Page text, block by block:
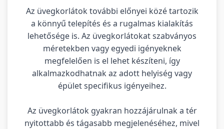
Az üvegkorlátok további előnyei közé tartozik
a könnyű telepítés és a rugalmas kialakítás
lehetősége is. Az üvegkorlátokat szabványos
méretekben vagy egyedi igényeknek
megfelelően is el lehet készíteni, így
alkalmazkodhatnak az adott helyiség vagy
épület specifikus igényeihez.
Az üvegkorlátok gyakran hozzájárulnak a tér
nyitottabb és tágasabb megjelenéséhez, mivel